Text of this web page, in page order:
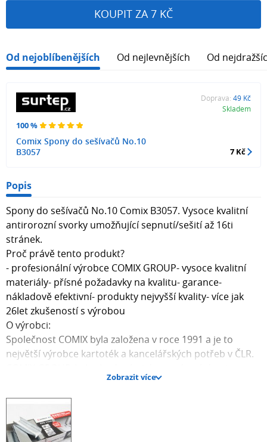
KOUPIT ZA 7 KČ
Od nejoblíbenějších Od nejlevnějších Od
100 %
Comix Spony do sešívačů No.10
B3057
Doprava: 49 Kč
Skladem
7 Kč
Popis
Spony do sešívačů No.10 Comix B3057. Vysoce kvalitní
antirorozní svorky umožňující sepnutí/sešití až 16ti
stránek.
Proč právě tento produkt?
- profesionální výrobce COMIX GROUP- vysoce kvalitní
materiály- přísné požadavky na kvalitu- garance-
nákladově efektivní- produkty nejvyšší kvality- více jak
26let zkušeností s výrobou
O výrobci:
Společnost COMIX byla založena v roce 1991 a je to
největší výrobce kartoték a kancelářských potřeb v ČLR.
podniků a roste jako jedna z nejznámějších
stacionárních značek, disponuje továrnou o výrobní
ploše 80 000 m2.Specializace na PP files (soubory z
polypropylenu), papírenský sortiment a kancelářské
Zobrazit více